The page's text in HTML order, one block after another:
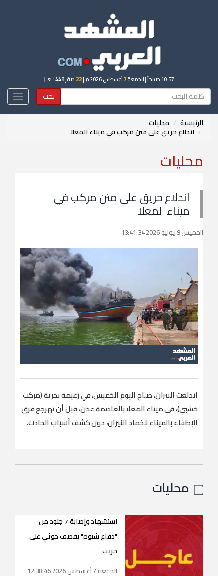
10:57 صباحاً | الجمعة7أغسطس 2026 م | 22 صفر 1448 هـ |
بحث
الرئيسية محليات
اندلاع حريق على متن مركب في ميناء المعلا
محليات
اندلاع حريق على متن مركب في
ميناء المعلا
الخميس 9 يوليو 2026 13:41:34
اندلعت النيران، صباح اليوم الخميس، في زعيمة ‏بحرية (مركب
خشبي‏)، في ميناء المعلا بالعاصمة عدن، قبل أن تهرجع فرق
الإطفاء بالميناء لإخماد النيران، دون كشف أسباب الحادث.
محليات
استشهاد وإصابة 7 جنود من
"دفاع شبوة" بقصف حوثي على
حريب
الجمعة 7 أغسطس 2026 12:38:46